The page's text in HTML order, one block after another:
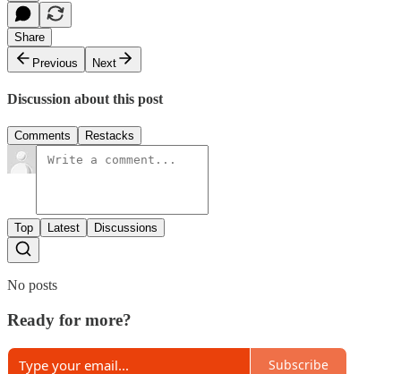
Share
Previous
Next
Discussion about this post
Comments Restacks
Top Latest Discussions
No posts
Ready for more?
Subscribe